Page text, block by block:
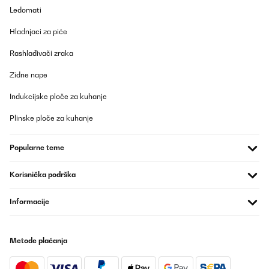
Me encanta. La nevera el preciosa le da un toque vintage a mi
mucho. No hace nada de ruido. Es cierto que no tiene luz led y
contenta con la compra.
16/11/2023
porte pouvait s'ouvrir des deux côtés ( mais je le savais avant
Ledomati
Hladnjaci za piće
Rashlađivači zraka
Zidne nape
Indukcijske ploče za kuhanje
Plinske ploče za kuhanje
Popularne teme
Korisnička podrška
Informacije
Metode plaćanja